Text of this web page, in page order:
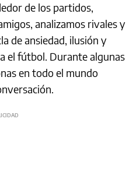
de los partidos,
analizamos rivales y
de ansiedad, ilusión y
el fútbol. Durante algunas
en todo el mundo